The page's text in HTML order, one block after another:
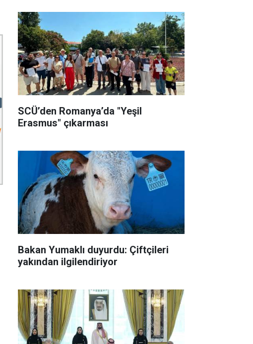
SCÜ’den Romanya’da "Yeşil
Erasmus" çıkarması
Bakan Yumaklı duyurdu: Çiftçileri
yakından ilgilendiriyor